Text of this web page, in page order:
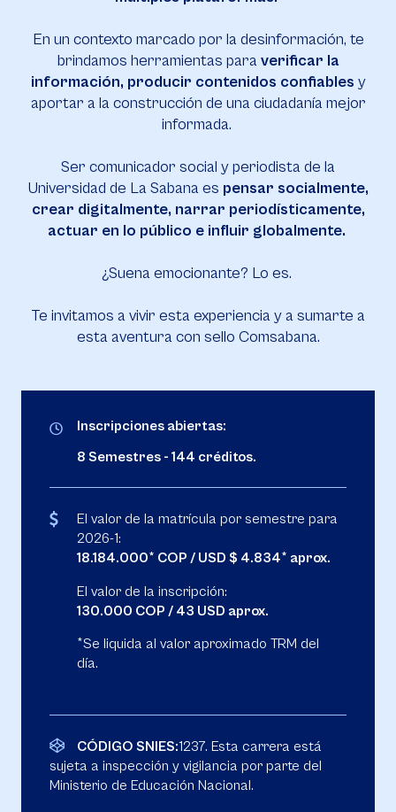
En un contexto marcado por la desinformación, te
brindamos herramientas paraverificar la
información, producir contenidos confiables y
aportar a la construcción de una ciudadanía mejor
informada.
Ser comunicador social y periodista de la
Universidad de La Sabana es pensar socialmente,
crear digitalmente, narrar periodísticamente,
actuar en lo público e influir globalmente.
¿Suena emocionante? Lo es.
Te invitamos a vivir esta experiencia y a sumarte a
esta aventura con sello Comsabana.
Inscripciones abiertas:
8 Semestres - 144 créditos.
El valor de la matrícula por semestre para
2026-1:
18.184.000* COP / USD $ 4.834* aprox.
El valor de la inscripción:
130.000 COP / 43 USD aprox.
*Se liquida al valor aproximado TRM del
día.
CÓDIGO SNIES:1237. Esta carrera está
sujeta a inspección y vigilancia por parte del
Ministerio de Educación Nacional.